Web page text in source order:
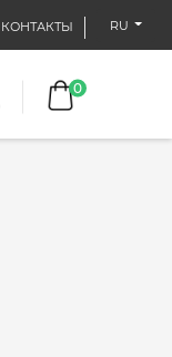
КОНТАКТЫ RU
0